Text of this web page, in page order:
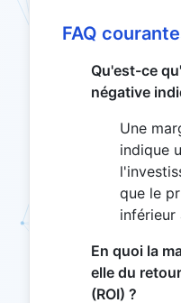
FAQ
Qu'est-ce
négative
Une
indique
que le
inférieur
En quoi la
elle du
(ROI) ?